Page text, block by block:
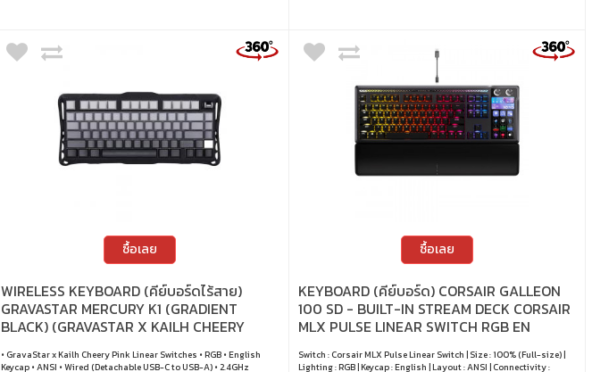
ซื้อเลย
WIRELESS KEYBOARD (คีย์บอร์ดไร้สาย)
GRAVASTAR MERCURY K1 (GRADIENT
BLACK) (GRAVASTAR X KAILH CHEERY
• GravaStar x Kailh Cheery Pink Linear Switches • RGB • English
Keycap • ANSI • Wired (Detachable USB-C to USB-A) • 2.4GHz
ซื้อเลย
KEYBOARD (คีย์บอร์ด) CORSAIR GALLEON
100 SD - BUILT-IN STREAM DECK CORSAIR
MLX PULSE LINEAR SWITCH RGB EN
Switch : Corsair MLX Pulse Linear Switch | Size : 100% (Full-size) |
Lighting : RGB | Keycap : English | Layout : ANSI | Connectivity :